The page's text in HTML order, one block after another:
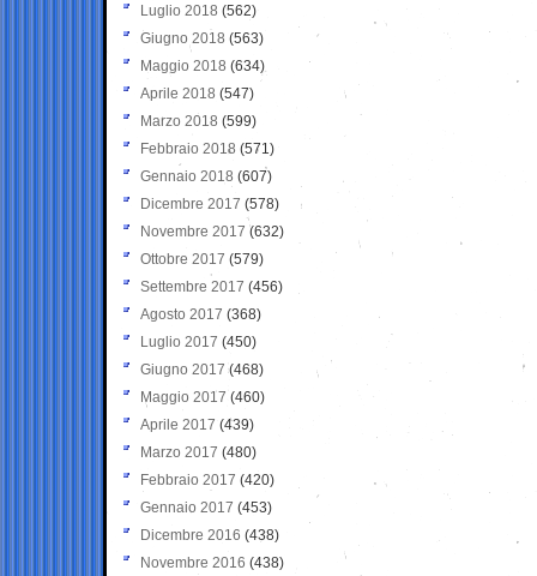
Luglio 2018 (562)
Giugno 2018 (563)
Maggio 2018 (634)
Aprile 2018 (547)
Marzo 2018 (599)
Febbraio 2018 (571)
Gennaio 2018 (607)
Dicembre 2017 (578)
Novembre 2017 (632)
Ottobre 2017 (579)
Settembre 2017 (456)
Agosto 2017 (368)
Luglio 2017 (450)
Giugno 2017 (468)
Maggio 2017 (460)
Aprile 2017 (439)
Marzo 2017 (480)
Febbraio 2017 (420)
Gennaio 2017 (453)
Dicembre 2016 (438)
Novembre 2016 (438)